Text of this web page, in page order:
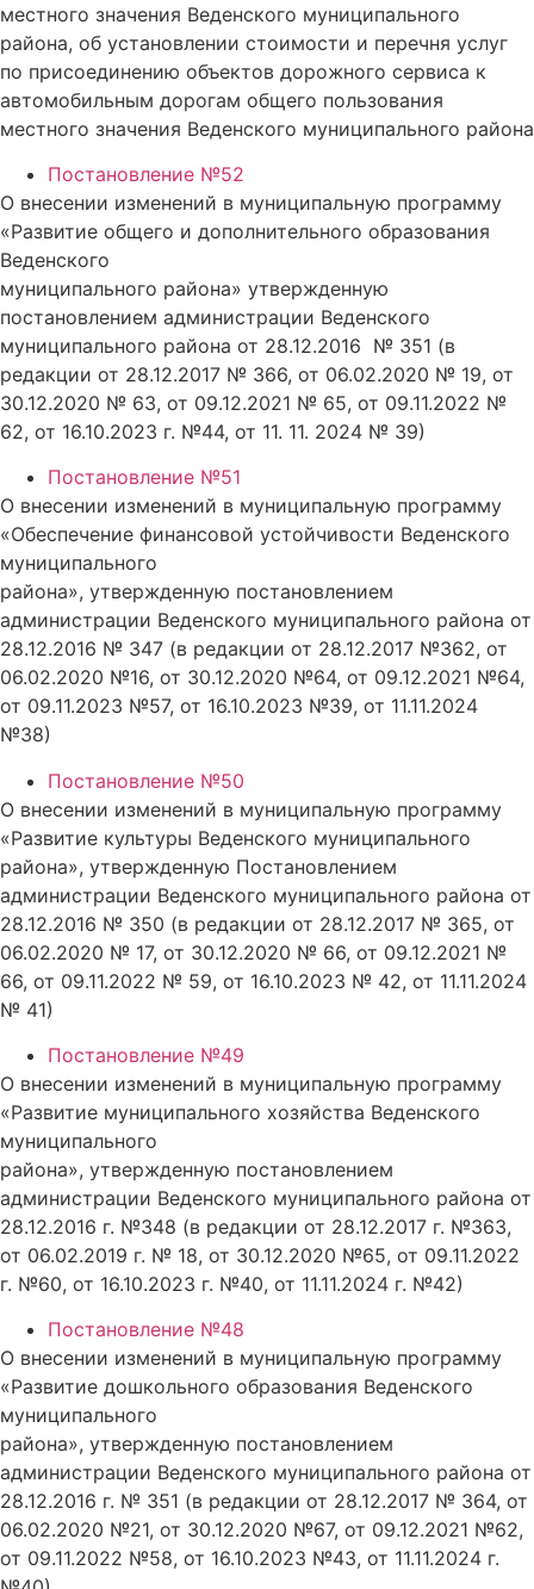
местного значения Веденского муниципального
района, об установлении стоимости и перечня услуг
по присоединению объектов дорожного сервиса к
автомобильным дорогам общего пользования
местного значения Веденского муниципального района
Постановление №52
О внесении изменений в муниципальную программу
«Развитие общего и дополнительного образования
Веденского
муниципального района» утвержденную
постановлением администрации Веденского
муниципального района от 28.12.2016 № 351 (в
редакции от 28.12.2017 № 366, от 06.02.2020 № 19, от
30.12.2020 № 63, от 09.12.2021 № 65, от 09.11.2022 №
62, от 16.10.2023 г. №44, от 11. 11. 2024 № 39)
Постановление №51
О внесении изменений в муниципальную программу
«Обеспечение финансовой устойчивости Веденского
муниципального
района», утвержденную постановлением
администрации Веденского муниципального района от
28.12.2016 № 347 (в редакции от 28.12.2017 №362, от
06.02.2020 №16, от 30.12.2020 №64, от 09.12.2021 №64,
от 09.11.2023 №57, от 16.10.2023 №39, от 11.11.2024
№38)
Постановление №50
О внесении изменений в муниципальную программу
«Развитие культуры Веденского муниципального
района», утвержденную Постановлением
администрации Веденского муниципального района от
28.12.2016 № 350 (в редакции от 28.12.2017 № 365, от
06.02.2020 № 17, от 30.12.2020 № 66, от 09.12.2021 №
66, от 09.11.2022 № 59, от 16.10.2023 № 42, от 11.11.2024
№ 41)
Постановление №49
О внесении изменений в муниципальную программу
«Развитие муниципального хозяйства Веденского
муниципального
района», утвержденную постановлением
администрации Веденского муниципального района от
28.12.2016 г. №348 (в редакции от 28.12.2017 г. №363,
от 06.02.2019 г. № 18, от 30.12.2020 №65, от 09.11.2022
г. №60, от 16.10.2023 г. №40, от 11.11.2024 г. №42)
Постановление №48
О внесении изменений в муниципальную программу
«Развитие дошкольного образования Веденского
муниципального
района», утвержденную постановлением
администрации Веденского муниципального района от
28.12.2016 г. № 351 (в редакции от 28.12.2017 № 364, от
06.02.2020 №21, от 30.12.2020 №67, от 09.12.2021 №62,
от 09.11.2022 №58, от 16.10.2023 №43, от 11.11.2024 г.